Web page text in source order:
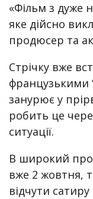
«Фільм з дуже
яке дійсно
продюсер та
Стрічку вже
французькими
занурює у
робить це
ситуації.
В широкий
вже 2 жовтня,
відчути